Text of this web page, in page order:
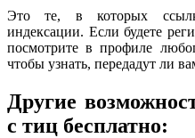
Это те, в которых
индексации. Если будете
посмотрите в профиле
чтобы узнать, передадут ли
Другие
с тиц бесплатно: